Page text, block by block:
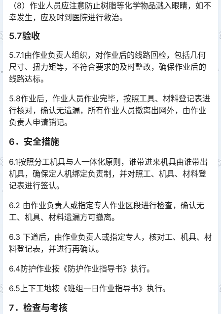
（8）作业人员应注意防止树脂等化学物品溅入眼睛，如不
幸发生，应及时到医院进行救治。
5.7验收
5.7.1由作业负责人组织，对作业后的线路回检，包括几何
尺寸、扭力矩等，不符合要求的及时整改，确保作业后的
线路达标。
5.8作业后，作业人员作业完毕，按照工具、材料登记表进
行核对，确认无遗漏，所有作业人员撤离出网外，由作业
负责人申请销记。
6．安全措施
6.1按照分工机具与人一体化原则，谁带进来机具由谁带出
机具，确保定人机绑定负责制，并对照工、机具、材料登
记表进行签认。
6.2 由作业负责人或指定专人作业区段进行检查，确认无
工、机具、材料遗漏方可撤离。
6.3 下道后，由作业负责人或指定专人，核对工、机具、材
料登记表，并进行再确认。
6.4防护作业按《防护作业指导书》执行。
6.5上下工地按《班组一日作业指导书》执行。
7．检查与考核